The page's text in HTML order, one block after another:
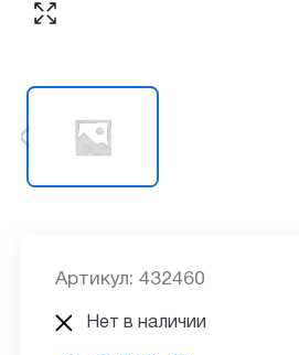
Артикул: 432460
Нет в наличии